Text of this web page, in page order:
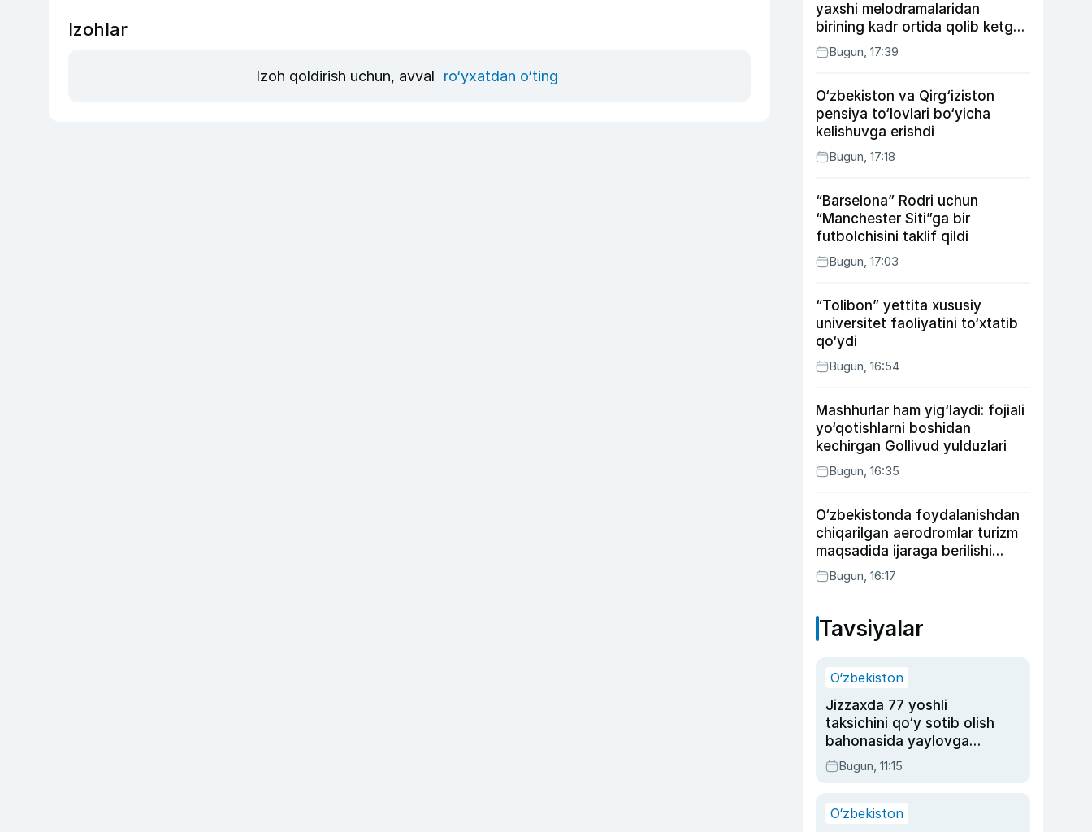
Izohlar
Izoh qoldirish uchun, avval ro‘yxatdan o‘ting
yaxshi melodramalaridan
birining kadr ortida qolib ketgan
voqealari
Bugun, 17:39
O‘zbekiston va Qirg‘iziston
pensiya to‘lovlari bo‘yicha
kelishuvga erishdi
Bugun, 17:18
“Barselona” Rodri uchun
“Manchester Siti”ga bir
futbolchisini taklif qildi
Bugun, 17:03
“Tolibon” yettita xususiy
universitet faoliyatini to‘xtatib
qo‘ydi
Bugun, 16:54
Mashhurlar ham yig‘laydi: fojiali
yo‘qotishlarni boshidan
kechirgan Gollivud yulduzlari
Bugun, 16:35
O‘zbekistonda foydalanishdan
chiqarilgan aerodromlar turizm
maqsadida ijaraga berilishi
mumkin
Bugun, 16:17
Tavsiyalar
O‘zbekiston
Jizzaxda 77 yoshli
taksichini qo‘y sotib olish
bahonasida yaylovga
olib borib o‘ldirgan yigit
20 yilga qamaldi
Bugun, 11:15
O‘zbekiston